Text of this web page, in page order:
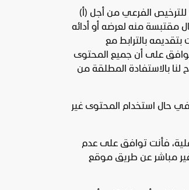
للترخيص الفرعي من أجل (أ)
مقتبسة منه لعرضه أو أدائه
بالترابط مع
على أن جميع المحتوى
بالاستفادة المطلقة من
حال استخدام المحتوى غير
فأنت توافق على عدم
غير مباشر عن طريق موقع